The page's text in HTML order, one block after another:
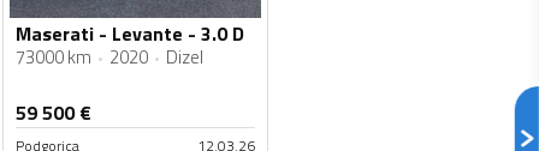
Maserati - Levante - 3.0 D
73000 km 2020 Dizel
59 500€
Podgorica 12.03.26